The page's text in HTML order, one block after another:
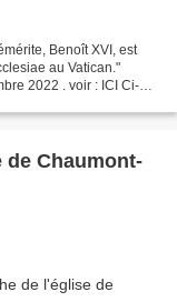
Benoît XVI, est
au Vatican."
2022 . voir : ICI Ci-
de Chaumont-